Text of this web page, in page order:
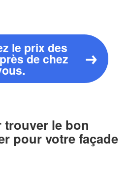
le prix des
de chez
le bon
pour votre façade